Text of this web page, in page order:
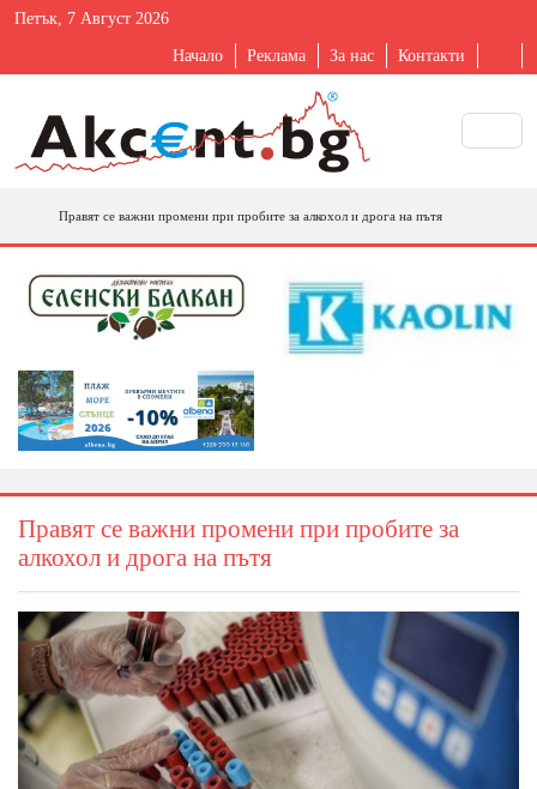
Петък, 7 Август 2026
Начало Реклама За нас Контакти
Правят се важни промени при пробите за алкохол и дрога на пътя
Правят се важни промени при пробите за
алкохол и дрога на пътя